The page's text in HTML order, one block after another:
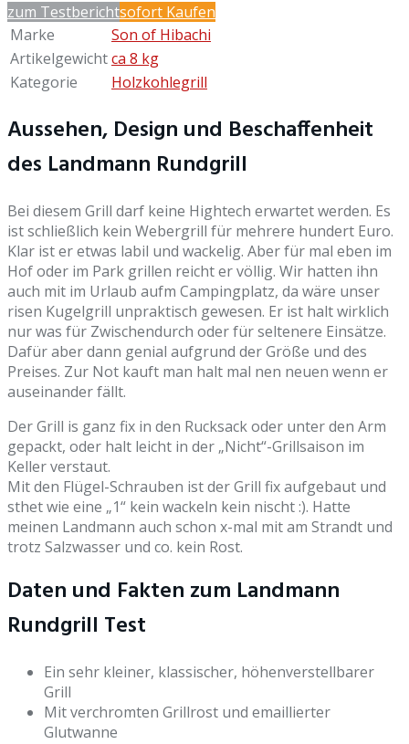
zum Testberichtsofort Kaufen
Marke
Son of Hibachi
Artikelgewichtca 8 kg
Kategorie
Holzkohlegrill
Aussehen, Design und Beschaffenheit
des Landmann Rundgrill
Bei diesem Grill darf keine Hightech erwartet werden. Es
ist schließlich kein Webergrill für mehrere hundert Euro.
Klar ist er etwas labil und wackelig. Aber für mal eben im
Hof oder im Park grillen reicht er völlig. Wir hatten ihn
auch mit im Urlaub aufm Campingplatz, da wäre unser
risen Kugelgrill unpraktisch gewesen. Er ist halt wirklich
nur was für Zwischendurch oder für seltenere Einsätze.
Dafür aber dann genial aufgrund der Größe und des
Preises. Zur Not kauft man halt mal nen neuen wenn er
auseinander fällt.
Der Grill is ganz fix in den Rucksack oder unter den Arm
gepackt, oder halt leicht in der „Nicht“-Grillsaison im
Keller verstaut.
Mit den Flügel-Schrauben ist der Grill fix aufgebaut und
sthet wie eine „1“ kein wackeln kein nischt :). Hatte
meinen Landmann auch schon x-mal mit am Strandt und
trotz Salzwasser und co. kein Rost.
Daten und Fakten zum Landmann
Rundgrill Test
Ein sehr kleiner, klassischer, höhenverstellbarer
Grill
Mit verchromten Grillrost und emaillierter
Glutwanne